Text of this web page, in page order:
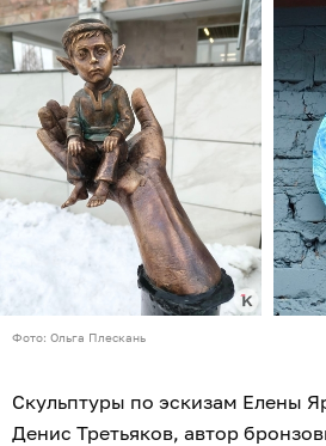
Фото: Ольга Плескань
Скульптуры по эскизам Елены
Денис Третьяков, автор